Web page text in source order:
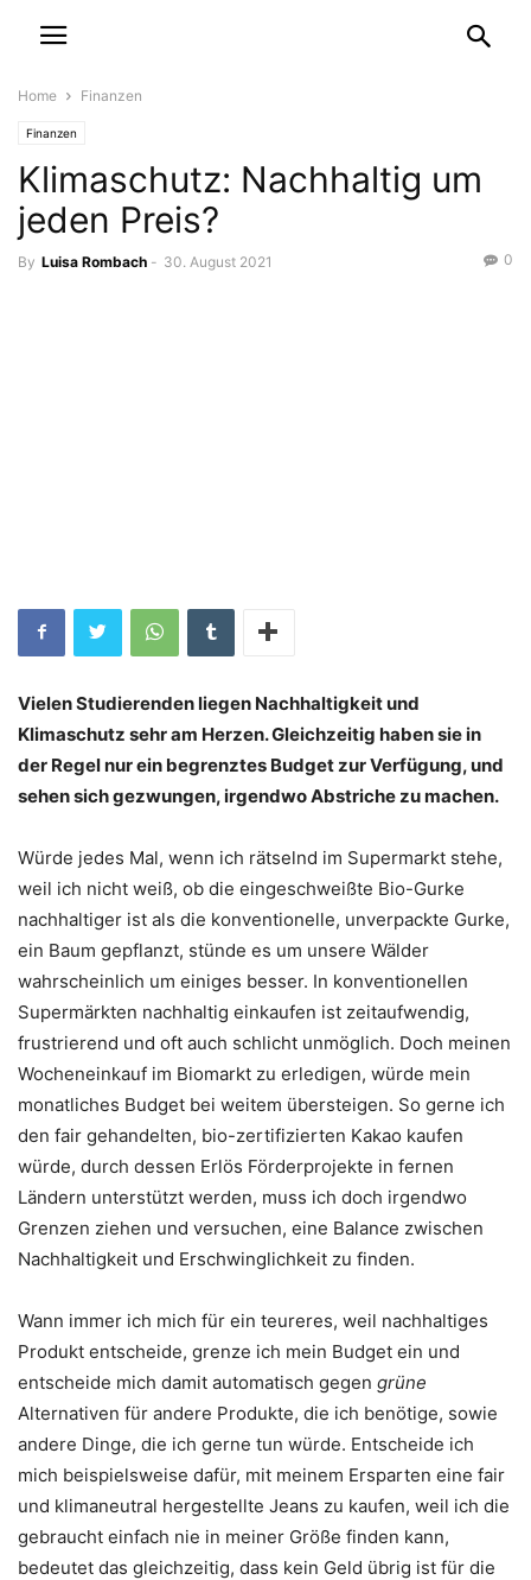
Home Finanzen
Finanzen
Klimaschutz: Nachhaltig um
jeden Preis?
By Luisa Rombach - 30. August 2021 0
Vielen Studierenden liegen Nachhaltigkeit und
Klimaschutz sehr am Herzen. Gleichzeitig haben sie in
der Regel nur ein begrenztes Budget zur Verfügung, und
sehen sich gezwungen, irgendwo Abstriche zu machen.
Würde jedes Mal, wenn ich rätselnd im Supermarkt stehe,
weil ich nicht weiß, ob die eingeschweißte Bio-Gurke
nachhaltiger ist als die konventionelle, unverpackte Gurke,
ein Baum gepflanzt, stünde es um unsere Wälder
wahrscheinlich um einiges besser. In konventionellen
Supermärkten nachhaltig einkaufen ist zeitaufwendig,
frustrierend und oft auch schlicht unmöglich. Doch meinen
Wocheneinkauf im Biomarkt zu erledigen, würde mein
monatliches Budget bei weitem übersteigen. So gerne ich
den fair gehandelten, bio-zertifizierten Kakao kaufen
würde, durch dessen Erlös Förderprojekte in fernen
Ländern unterstützt werden, muss ich doch irgendwo
Grenzen ziehen und versuchen, eine Balance zwischen
Nachhaltigkeit und Erschwinglichkeit zu finden.
Wann immer ich mich für ein teureres, weil nachhaltiges
Produkt entscheide, grenze ich mein Budget ein und
entscheide mich damit automatisch gegen grüne
Alternativen für andere Produkte, die ich benötige, sowie
andere Dinge, die ich gerne tun würde. Entscheide ich
mich beispielsweise dafür, mit meinem Ersparten eine fair
und klimaneutral hergestellte Jeans zu kaufen, weil ich die
gebraucht einfach nie in meiner Größe finden kann,
bedeutet das gleichzeitig, dass kein Geld übrig ist für die